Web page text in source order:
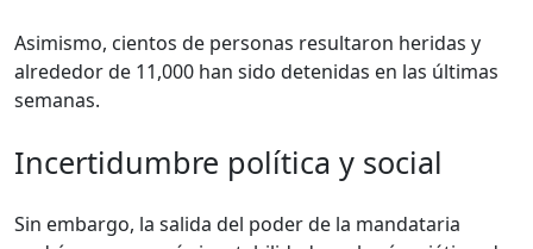
Asimismo, cientos de personas resultaron heridas y
alrededor de 11,000 han sido detenidas en las últimas
semanas.
Incertidumbre política y social
Sin embargo, la salida del poder de la mandataria